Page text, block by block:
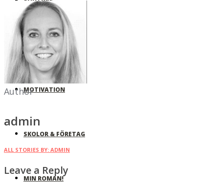
EVENEMANG
MOTIVATION
SKOLOR & FÖRETAG
MIN ROMAN!
Author
admin
ALL STORIES BY: ADMIN
Leave a Reply